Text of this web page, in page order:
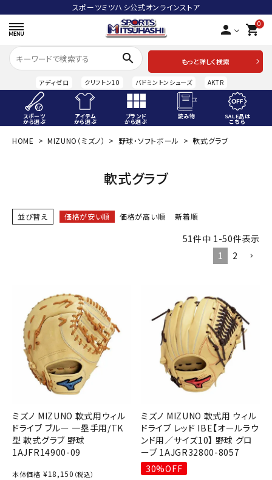
スポーツミツハシ公式オンラインストア
person 0
shopping_cart
search
もっと詳しく検索
アディゼロ クリフトン10 バドミントンシューズ AKTR
スポーツ
から選ぶ
アイテム
から選ぶ
ブランド
から選ぶ
読み物 SALE品は
こちら
ACCOUNT MENU
person 会員登録
スポーツから選ぶ
SALE品はこちら
INFORMATIOM
ご利用ガイド
お問い合わせ
メルマガ登録
特定商取引法
HOME MIZUNO（ミズノ） 野球・ソフトボール 軟式グラブ
軟式グラブ
並び替え 価格が安い順 価格が高い順 新着順
51件中 1-50件表示
1
2
ミズノ MIZUNO 軟式用ウィル
ドライブ ブルー 一塁手用/TK
型 軟式グラブ 野球
1AJFR14900-09
本体価格 ¥18,150 （税込）
ミズノ MIZUNO 軟式用 ウィル
ドライブ レッド IBE【オールラウ
ンド用／サイズ10】 野球 グロ
ーブ 1AJGR32800-8057
30%OFF